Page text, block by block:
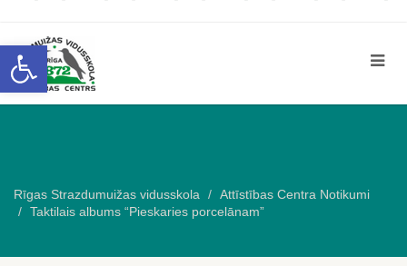
Open toolbar
Rīgas Strazdumuižas vidusskola
Attīstības Centra Notikumi
Taktilais albums “Pieskaries porcelānam”